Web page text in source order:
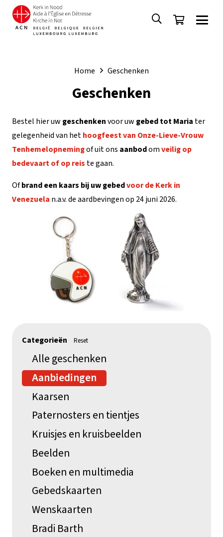
Home Geschenken
Geschenken
Bestel hier uw geschenkenvoor uw gebed tot Maria ter
gelegenheid van hethoogfeest van Onze-Lieve-Vrouw
Tenhemelopnemingof uit ons aanbodomveilig op
bedevaart of op reis te gaan.
Ofbrand een kaars bij uw gebedvoor de Kerk in
Venezuela n.a.v. de aardbevingen op 24 juni 2026.
Categorieën Reset
Alle geschenken
Aanbiedingen
Kaarsen
Paternosters en tientjes
Kruisjes en kruisbeelden
Beelden
Boeken en multimedia
Gebedskaarten
Wenskaarten
Bradi Barth